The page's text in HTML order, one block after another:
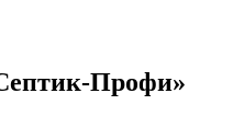
Профи»